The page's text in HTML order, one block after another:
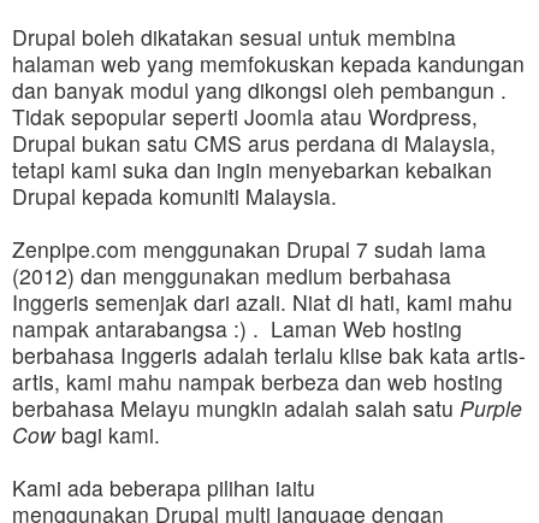
Drupal boleh dikatakan sesuai untuk membina
halaman web yang memfokuskan kepada kandungan
dan banyak modul yang dikongsi oleh pembangun .
Tidak sepopular seperti Joomla atau Wordpress,
Drupal bukan satu CMS arus perdana di Malaysia,
tetapi kami suka dan ingin menyebarkan kebaikan
Drupal kepada komuniti Malaysia.
Zenpipe.com menggunakan Drupal 7 sudah lama
(2012) dan menggunakan medium berbahasa
Inggeris semenjak dari azali. Niat di hati, kami mahu
nampak antarabangsa :) . Laman Web hosting
berbahasa Inggeris adalah terlalu klise bak kata artis-
artis, kami mahu nampak berbeza dan web hosting
berbahasa Melayu mungkin adalah salah satu Purple
Cowbagi kami.
Kami ada beberapa pilihan iaitu
menggunakan Drupal multi language dengan